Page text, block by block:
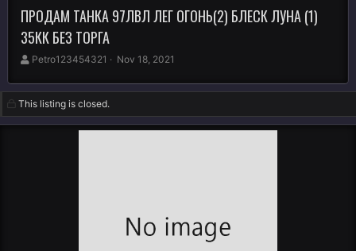
ПРОДАМ ТАНКА 97ЛВЛ ЛЕГ ОГОНЬ(2) БЛЕСК ЛУНА (1)
35КК БЕЗ ТОРГА
A
t
h
o
Petro123454321
C
e
t
i
Nov 18, 2021
This listing is closed.